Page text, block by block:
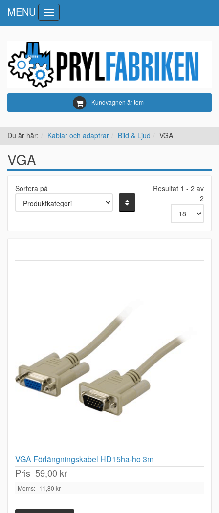
Kundvagnen är tom
MENU
Toggle
navigation
Du är här: Kablar och adaptrar Bild & Ljud VGA
VGA
Sortera på
Resultat 1 - 2 av
2
VGA Förlängningskabel HD15ha-ho 3m
Pris 59,00 kr
Moms: 11,80 kr